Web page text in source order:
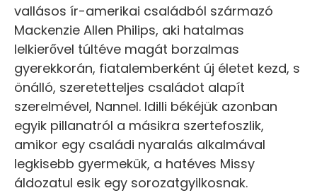
vallásos ír-amerikai családból származó
Mackenzie Allen Philips, aki hatalmas
lelkierővel túltéve magát borzalmas
gyerekkorán, fiatalemberként új életet kezd, s
önálló, szeretetteljes családot alapít
szerelmével, Nannel. Idilli békéjük azonban
egyik pillanatról a másikra szertefoszlik,
amikor egy családi nyaralás alkalmával
legkisebb gyermekük, a hatéves Missy
áldozatul esik egy sorozatgyilkosnak.